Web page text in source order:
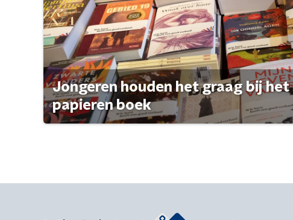
Jongeren houden het graag bij het
papieren boek